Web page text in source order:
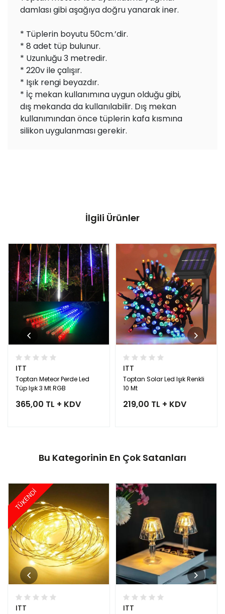
damlası gibi aşağıya doğru yanarak iner.
* Tüplerin boyutu 50cm.’dir.
* 8 adet tüp bulunur.
* Uzunluğu 3 metredir.
* 220v ile çalışır.
* Işık rengi beyazdır.
* İç mekan kullanımına uygun olduğu gibi,
dış mekanda da kullanılabilir. Dış mekan
kullanımından önce tüplerin kafa kısmına
silikon uygulanması gerekir.
İlgili Ürünler
ITT
Toptan Meteor Perde Led
Tüp Işık 3 Mt RGB
365,00 TL + KDV
ITT
Toptan Solar Led Işık Renkli
10 Mt
219,00 TL + KDV
Bu Kategorinin En Çok Satanları
TÜKENDİ
ITT ITT